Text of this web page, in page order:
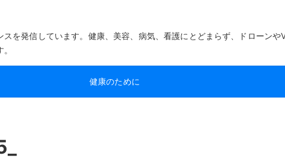
を発信しています。健康、美容、病気、看護にとどまらず、ドローンや
健康のために